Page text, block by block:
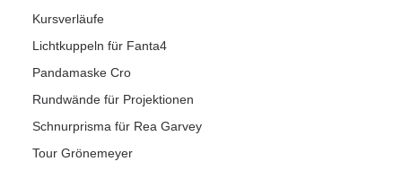
Kursverläufe
Lichtkuppeln für Fanta4
Pandamaske Cro
Rundwände für Projektionen
Schnurprisma für Rea Garvey
Tour Grönemeyer